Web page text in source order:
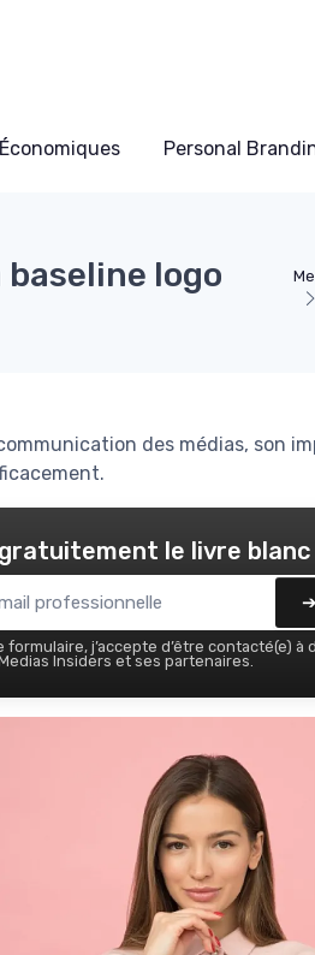
Personal
logo
des médias, son
le livre blanc
formulaire, j’accepte d’être contacté(e) à
Insiders et ses partenaires.